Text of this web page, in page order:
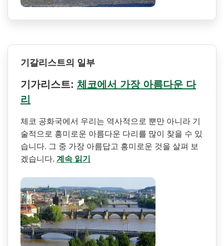
기갈리스트의 일부
기가리스트: 체코에서 가장 아름다운 다
리
체코 공화국에서 우리는 역사적으로 뿐만 아니라 기
술적으로 흥미로운 아름다운 다리를 많이 찾을 수 있
습니다. 그 중 가장 아름답고 흥미로운 것을 살펴 보
겠습니다. 계속 읽기